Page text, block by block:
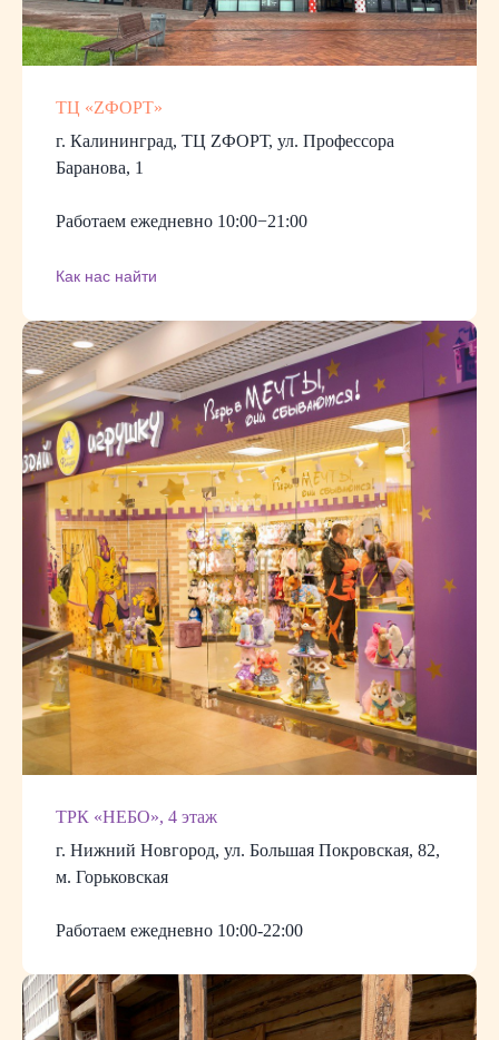
ТЦ «ZФОРТ»
г. Калининград, ТЦ ZФОРТ, ул. Профессора
Баранова, 1
Работаем ежедневно 10:00−21:00
Как нас найти
ТРК «НЕБО», 4 этаж
г. Нижний Новгород, ул. Большая Покровская, 82,
м. Горьковская
Работаем ежедневно 10:00-22:00